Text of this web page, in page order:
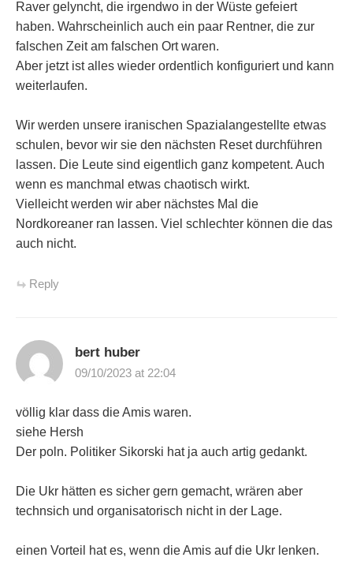
Raver gelyncht, die irgendwo in der Wüste gefeiert
haben. Wahrscheinlich auch ein paar Rentner, die zur
falschen Zeit am falschen Ort waren.
Aber jetzt ist alles wieder ordentlich konfiguriert und kann
weiterlaufen.
Wir werden unsere iranischen Spazialangestellte etwas
schulen, bevor wir sie den nächsten Reset durchführen
lassen. Die Leute sind eigentlich ganz kompetent. Auch
wenn es manchmal etwas chaotisch wirkt.
Vielleicht werden wir aber nächstes Mal die
Nordkoreaner ran lassen. Viel schlechter können die das
auch nicht.
Reply
bert huber
09/10/2023 at 22:04
völlig klar dass die Amis waren.
siehe Hersh
Der poln. Politiker Sikorski hat ja auch artig gedankt.
Die Ukr hätten es sicher gern gemacht, wrären aber
technsich und organisatorisch nicht in der Lage.
einen Vorteil hat es, wenn die Amis auf die Ukr lenken.